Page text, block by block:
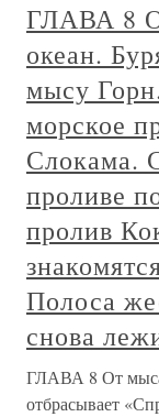
ГЛАВА 8
океан.
мысу
морское
Слокама.
проливе
пролив
Полоса
снова
ГЛАВА 8 От
отбрасывает